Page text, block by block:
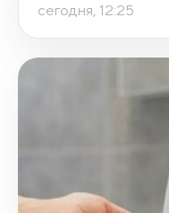
сегодня, 12:25